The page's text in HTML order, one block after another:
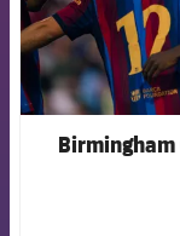
Birmingham